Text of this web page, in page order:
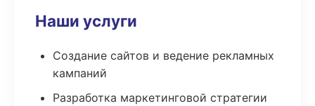
Наши услуги
Создание сайтов и ведение рекламных
кампаний
Разработка маркетинговой стратегии